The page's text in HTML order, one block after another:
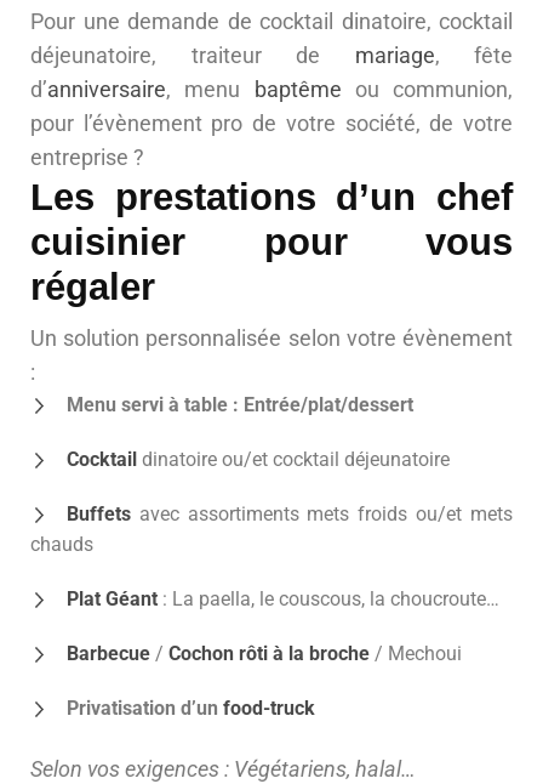
Pour une demande de cocktail dinatoire, cocktail
déjeunatoire, traiteur de mariage, fête
d’anniversaire, menu baptême ou communion,
pour l’évènement pro de votre société, de votre
entreprise ?
Les prestations d’un chef
cuisinier pour vous
régaler
Un solution personnalisée selon votre évènement
:
Menu servi à table : Entrée/plat/dessert
Cocktail dinatoire ou/et cocktail déjeunatoire
Buffets avec assortiments mets froids ou/et mets
chauds
Plat Géant : La paella, le couscous, la choucroute…
Barbecue / Cochon rôti à la broche / Mechoui
Privatisation d’un food-truck
Selon vos exigences : Végétariens, halal…